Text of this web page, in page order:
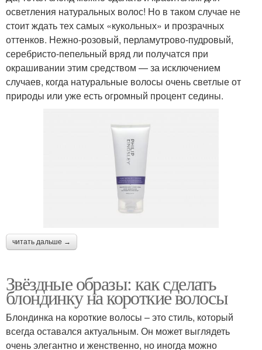
осветления натуральных волос! Но в таком случае не
стоит ждать тех самых «кукольных» и прозрачных
оттенков. Нежно-розовый, перламутрово-пудровый,
серебристо-пепельный вряд ли получатся при
окрашивании этим средством — за исключением
случаев, когда натуральные волосы очень светлые от
природы или уже есть огромный процент седины.
читать дальше →
Звёздные образы: как сделать
блондинку на короткие волосы
Блондинка на короткие волосы – это стиль, который
всегда оставался актуальным. Он может выглядеть
очень элегантно и женственно, но иногда можно